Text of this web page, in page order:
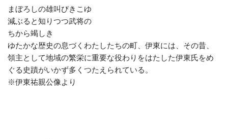
まぼろしの雄叫びきこゆ
減ぶると知りつつ武将の
ちから竭しき
ゆたかな歴史の息づくわたしたちの町、伊東には、その昔、
領主として地域の繁栄に重要な役わりをはたした伊東氏をめ
ぐる史蹟がいかず多くつたえられている。
※伊東祐親公像より